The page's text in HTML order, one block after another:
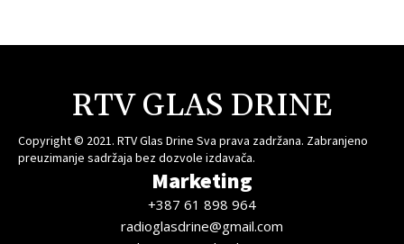
RTV GLAS DRINE
Copyright © 2021. RTV Glas Drine Sva prava zadržana. Zabranjeno
preuzimanje sadržaja bez dozvole izdavača.
Marketing
+387 61 898 964
radioglasdrine@gmail.com